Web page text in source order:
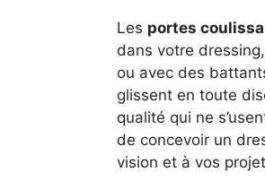
Les portes
dans votre
ou avec des
glissent en toute
qualité qui ne
de concevoir un
vision et à vos